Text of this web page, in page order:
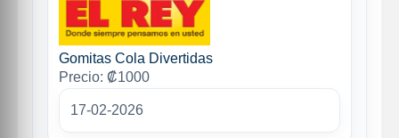
Gomitas Cola Divertidas
Precio: ₡1000
17-02-2026